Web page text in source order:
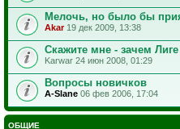
Мелочь, но было бы
Akar19 дек 2009, 13:38
Скажите мне - зачем
Karwar 24 июн 2008, 01:29
Вопросы новичков
A-Slane 06 фев 2006, 17:04
ОБЩИЕ